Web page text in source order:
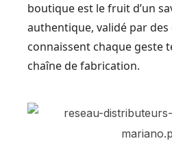
boutique est le fruit d’un
authentique, validé par
connaissent chaque geste
chaîne de fabrication.